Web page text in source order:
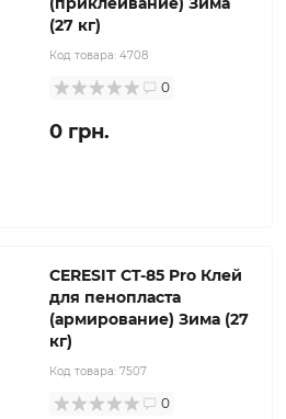
(27 кг)
Код товара: 4708
0
0 грн.
CERESIT CT-85 Pro Клей
для пенопласта
(армирование) Зима (27
кг)
Код товара: 7507
0